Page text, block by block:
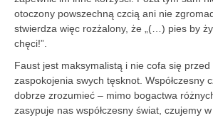
otoczony powszechną czcią ani nie
stwierdza więc rozżalony, że „(…) pies by
chęci!”.
Faust jest maksymalistą i nie cofa się przed
zaspokojenia swych tęsknot. Współczesny
dobrze zrozumieć – mimo bogactwa
zasypuje nas współczesny świat, czujemy w